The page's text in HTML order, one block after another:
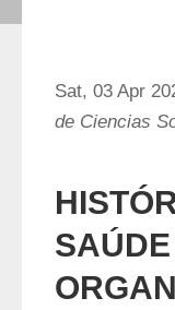
Sat, 03 Apr
de Ciencias